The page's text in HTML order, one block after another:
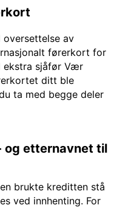
av
førerkort for
ekstra sjåfør Vær
ditt ble
ta med begge deler
etternavnet til
brukte kreditten stå
ved innhenting. For